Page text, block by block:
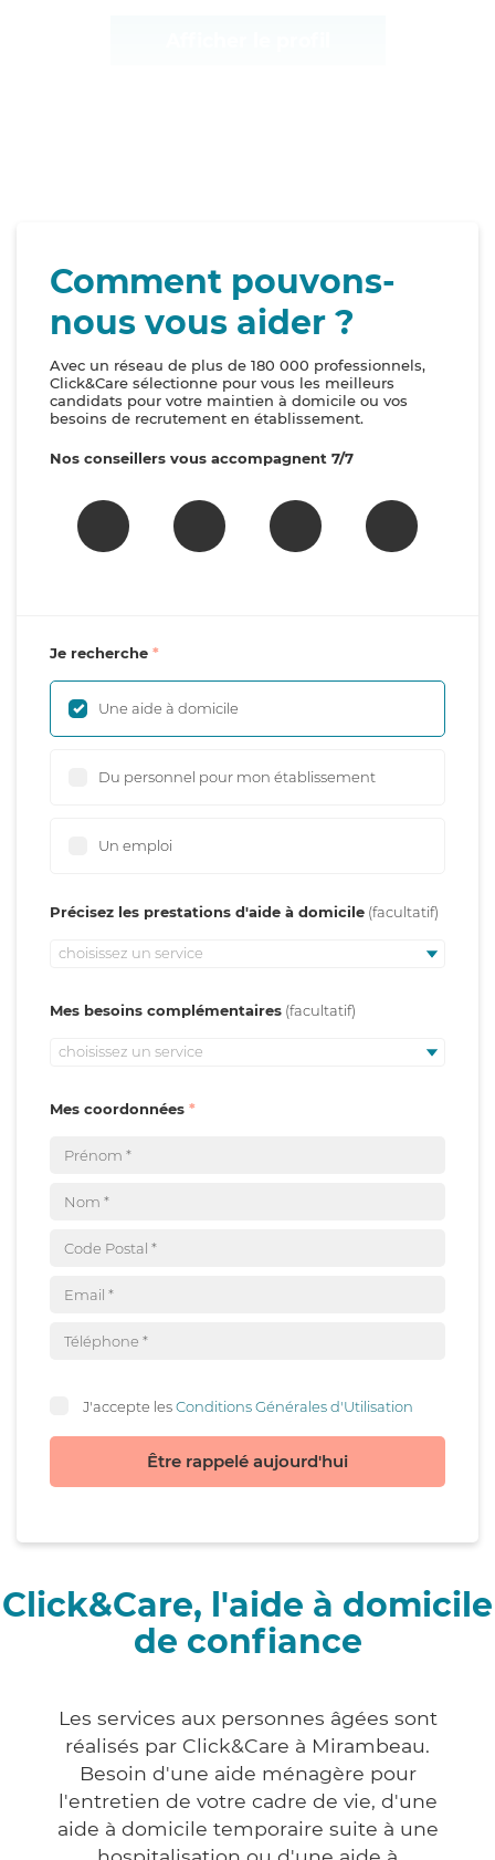
Comment pouvons-
nous vous aider ?
Avec un réseau de plus de 180 000 professionnels,
Click&Care sélectionne pour vous les meilleurs
candidats pour votre maintien à domicile ou vos
besoins de recrutement en établissement.
Nos conseillers vous accompagnent 7/7
Je recherche
Une aide à domicile
Du personnel pour mon établissement
Un emploi
Précisez les prestations d'aide à domicile
choisissez un service
Mes besoins complémentaires
choisissez un service
Mes coordonnées
J'accepte lesConditions Générales d'Utilisation
Être rappelé aujourd'hui
Click&Care, l'aide à domicile
de confiance
Les services aux personnes âgées sont
réalisés par Click&Care à Mirambeau.
Besoin d'une aide ménagère pour
l'entretien de votre cadre de vie, d'une
aide à domicile temporaire suite à une